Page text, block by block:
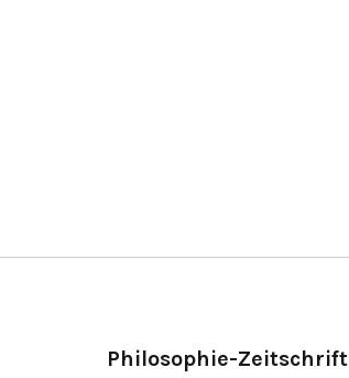
Philosophie-Zeitschrift